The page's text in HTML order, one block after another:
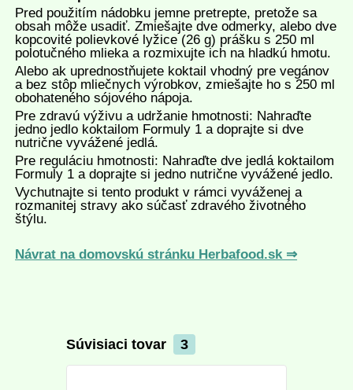
Pred použitím nádobku jemne pretrepte, pretože sa
obsah môže usadiť. Zmiešajte dve odmerky, alebo dve
kopcovité polievkové lyžice (26 g) prášku s 250 ml
polotučného mlieka a rozmixujte ich na hladkú hmotu.
Alebo ak uprednostňujete koktail vhodný pre vegánov
a bez stôp mliečnych výrobkov, zmiešajte ho s 250 ml
obohateného sójového nápoja.
Pre zdravú výživu a udržanie hmotnosti: Nahraďte
jedno jedlo koktailom Formuly 1 a doprajte si dve
nutrične vyvážené jedlá.
Pre reguláciu hmotnosti: Nahraďte dve jedlá koktailom
Formuly 1 a doprajte si jedno nutrične vyvážené jedlo.
Vychutnajte si tento produkt v rámci vyváženej a
rozmanitej stravy ako súčasť zdravého životného
štýlu.
Návrat na domovskú stránku Herbafood.sk ⇒
Súvisiaci tovar 3